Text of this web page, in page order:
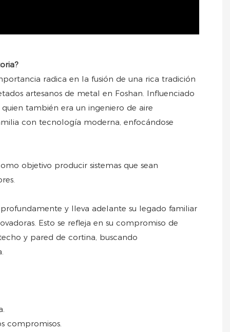
radica en la fusión de una rica tradición
artesanos de metal en Foshan. Influenciado
también era un ingeniero de aire
con tecnología moderna, enfocándose
objetivo producir sistemas que sean
y lleva adelante su legado familiar
Esto se refleja en su compromiso de
y pared de cortina, buscando
compromisos.